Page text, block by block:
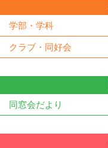
学部・学科
クラブ・同好会
同窓会だより